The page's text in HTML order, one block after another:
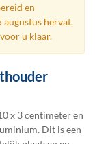
en
hervat.
u klaar.
x 3 centimeter en
Dit is een